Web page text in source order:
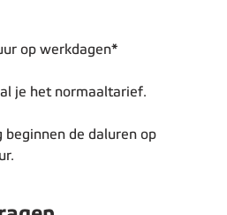
op werkdagen*
je het normaaltarief.
de daluren op